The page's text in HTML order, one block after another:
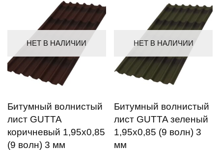
НЕТ В НАЛИЧИИ
Битумный волнистый
лист GUTTA
коричневый 1,95х0,85
(9 волн) 3 мм
НЕТ В НАЛИЧИИ
Битумный волнистый
лист GUTTA зеленый
1,95х0,85 (9 волн) 3
мм